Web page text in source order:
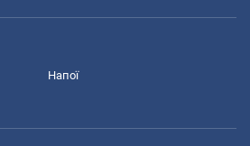
Напої